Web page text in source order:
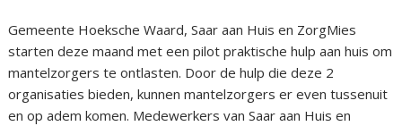
Gemeente Hoeksche Waard, Saar aan Huis en ZorgMies
starten deze maand met een pilot praktische hulp aan huis om
mantelzorgers te ontlasten. Door de hulp die deze 2
organisaties bieden, kunnen mantelzorgers er even tussenuit
en op adem komen. Medewerkers van Saar aan Huis en